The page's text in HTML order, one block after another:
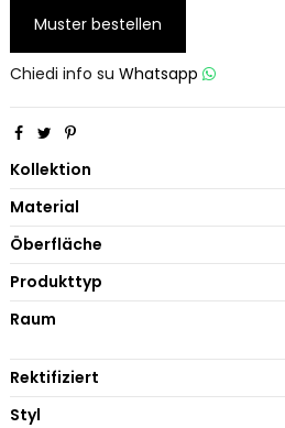
Muster bestellen
Chiedi info su Whatsapp
Kollektion
Material
Öberfläche
Produkttyp
Raum
Rektifiziert
Styl